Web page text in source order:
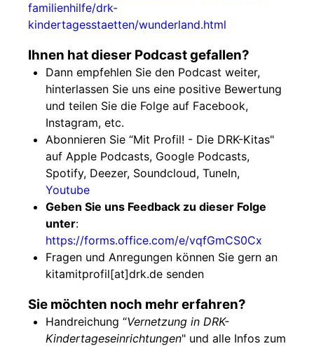
familienhilfe/drk-
kindertagesstaetten/wunderland.html
Ihnen hat dieser Podcast gefallen?
Dann empfehlen Sie den Podcast weiter,
hinterlassen Sie uns eine positive Bewertung
und teilen Sie die Folge auf Facebook,
Instagram, etc.
Abonnieren Sie “Mit Profil! - Die DRK-Kitas"
auf Apple Podcasts, Google Podcasts,
Spotify, Deezer, Soundcloud, TuneIn,
Youtube
Geben Sie uns Feedback zu dieser Folge
unter:
https://forms.office.com/e/vqfGmCS0Cx
Fragen und Anregungen können Sie gern an
kitamitprofil[at]drk.de senden
Sie möchten noch mehr erfahren?
Handreichung “Vernetzung in DRK-
Kindertageseinrichtungen" und alle Infos zum